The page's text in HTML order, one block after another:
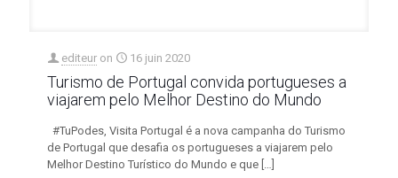
editeur on 16 juin 2020
Turismo de Portugal convida portugueses a
viajarem pelo Melhor Destino do Mundo
#TuPodes, Visita Portugal é a nova campanha do Turismo
de Portugal que desafia os portugueses a viajarem pelo
Melhor Destino Turístico do Mundo e que […]